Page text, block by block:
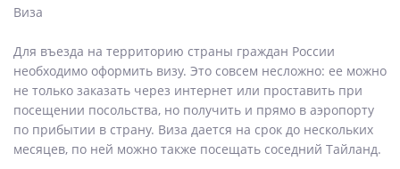
Виза
Для въезда на территорию страны граждан России
необходимо оформить визу. Это совсем несложно: ее можно
не только заказать через интернет или проставить при
посещении посольства, но получить и прямо в аэропорту
по прибытии в страну. Виза дается на срок до нескольких
месяцев, по ней можно также посещать соседний Тайланд.